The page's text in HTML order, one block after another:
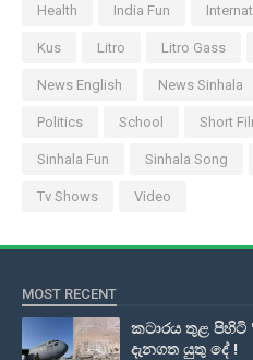
Health India Fun
Kus Litro Litro Gass
News English News Sinhala
Politics School Short
Sinhala Fun Sinhala Song
Tv Shows Video
MOST RECENT
කටාරය තුළ පිහිටි
දැනගත යුතු දේ !